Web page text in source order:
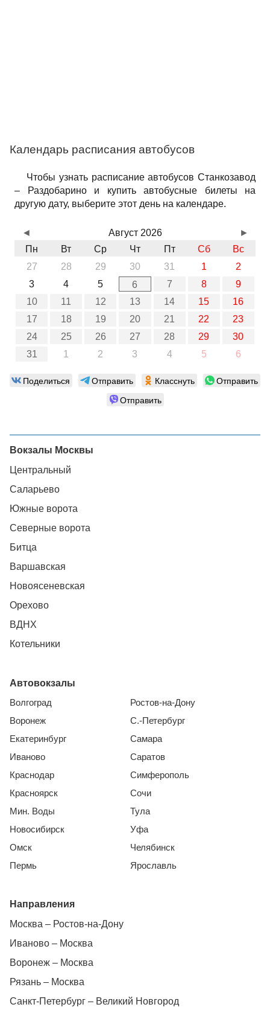
Календарь расписания автобусов
Чтобы узнать расписание автобусов Станкозавод
– Раздобарино и купить автобусные билеты на
другую дату, выберите этот день на календаре.
Август 2026
Пн
Вт Ср Чт Пт Сб
Вс
27
28 29 30 31 1
2
3
4 5 6 7 8
9
10
11 12 13 14 15
16
17
18 19 20 21 22
23
24
25 26 27 28 29
30
31
1 2 3 4 5 6
◄ ►
Поделиться Отправить Класснуть
Отправить
Отправить
Вокзалы Москвы
Центральный
Саларьево
Южные ворота
Северные ворота
Битца
Варшавская
Новоясеневская
Орехово
ВДНХ
Котельники
Автовокзалы
Волгоград
Воронеж
Екатеринбург
Иваново
Краснодар
Красноярск
Мин. Воды
Новосибирск
Омск
Пермь
Ростов-на-Дону
С.-Петербург
Самара
Саратов
Симферополь
Сочи
Тула
Уфа
Челябинск
Ярославль
Направления
Москва – Ростов-на-Дону
Иваново – Москва
Воронеж – Москва
Рязань – Москва
Санкт-Петербург – Великий Новгород